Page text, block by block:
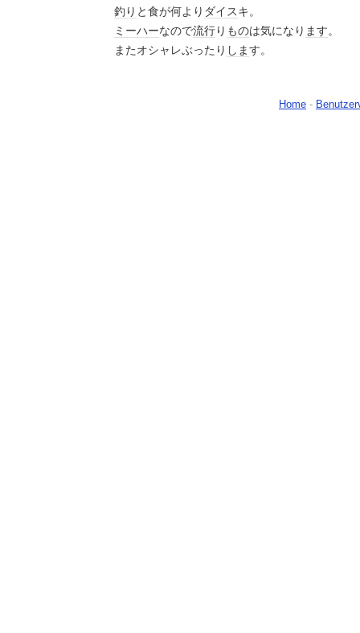
釣り と食が何より ダイスキ。
ミーハーなので流行り ものは気になり ます。
またオシャレぶったり します。
Home -